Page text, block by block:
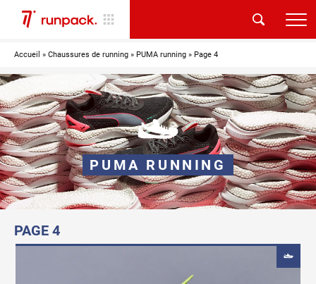
Accueil » Chaussures de running » PUMA running » Page 4
PUMA RUNNING
PAGE 4